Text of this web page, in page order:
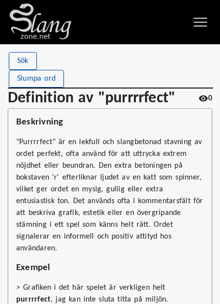
zone.net
Sök
Slumpa ord
Definition av "purrrrfect" 0
Definition av "purrrrfect"
Stat
Views
Definitions 1
Beskrivning
"Purrrrfect" är en lekfull och slangbetonad stavning av
ordet perfekt, ofta använd för att uttrycka extrem
nöjdhet eller beundran. Den extra betoningen på
bokstaven 'r' efterliknar ljudet av en katt som spinner,
vilket ger ordet en mysig, gullig eller extra
entusiastisk ton. Det används ofta i kommentarsfält för
att beskriva grafik, estetik eller en övergripande
stämning i ett spel som känns helt rätt. Ordet
signalerar en informell och positiv attityd hos
användaren.
Exempel
> Grafiken i det här spelet är verkligen helt
purrrrfect, jag kan inte sluta titta på miljön.